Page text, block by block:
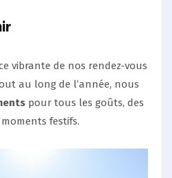
vibrante de nos rendez-vous
au long de l’année, nous
pour tous les goûts, des
festifs.